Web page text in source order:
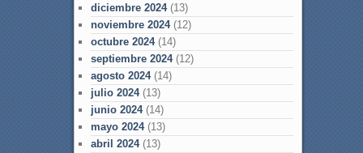
diciembre 2024(13)
noviembre 2024(12)
octubre 2024(14)
septiembre 2024(12)
agosto 2024(14)
julio 2024(13)
junio 2024(14)
mayo 2024(13)
abril 2024(13)